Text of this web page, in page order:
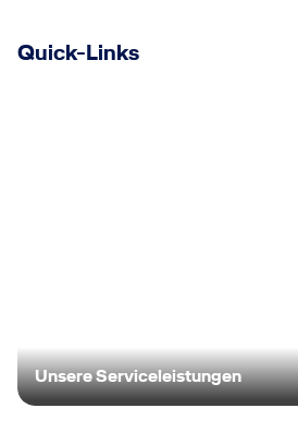
Quick-Links
Unsere Serviceleistungen